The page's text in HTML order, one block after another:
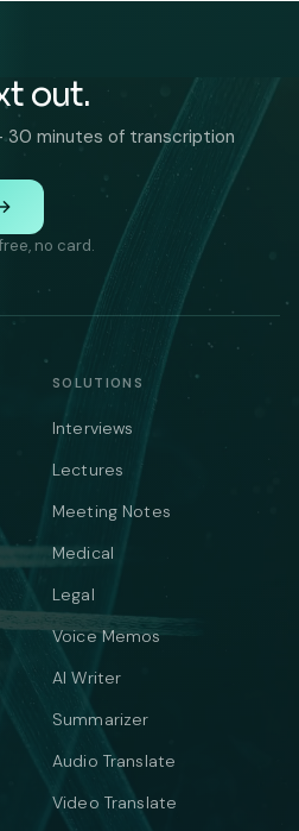
out.
30 minutes of transcription
no card.
SOLUTIONS
Interviews
Lectures
Meeting Notes
Medical
Legal
Voice Memos
AI Writer
Summarizer
Audio Translate
Video Translate